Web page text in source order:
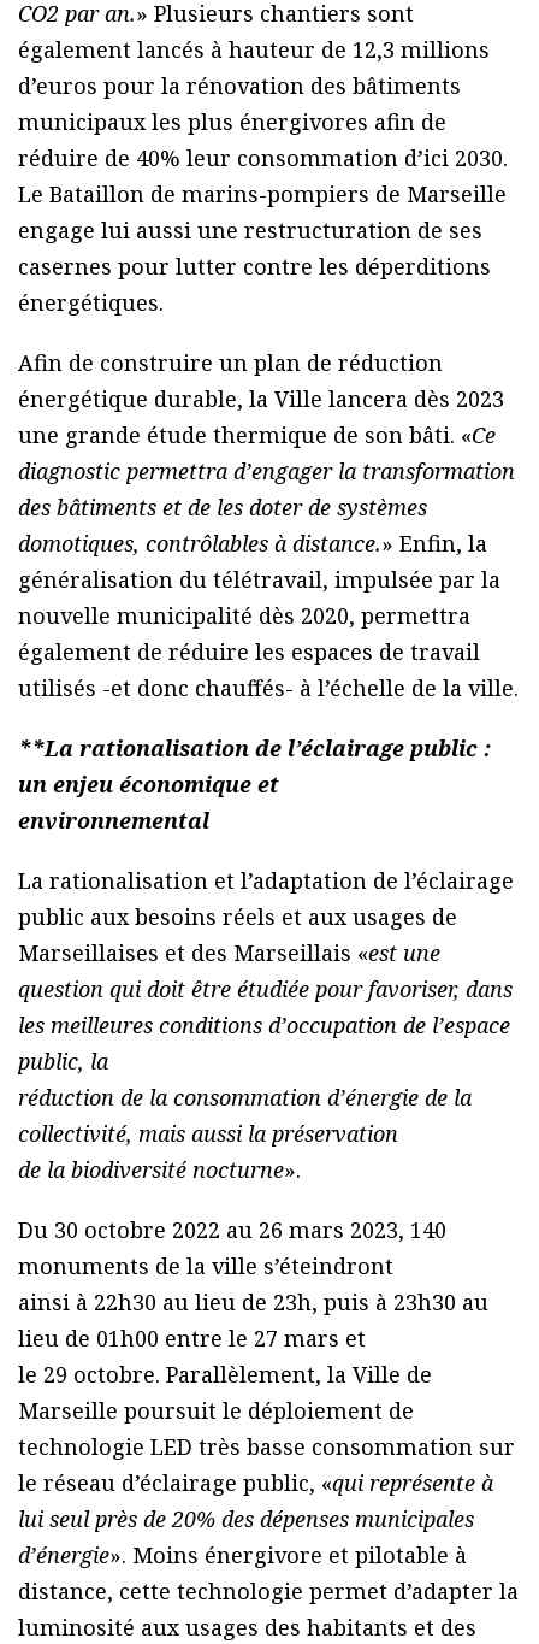
CO2 par an.» Plusieurs chantiers sont
également lancés à hauteur de 12,3 millions
d’euros pour la rénovation des bâtiments
municipaux les plus énergivores afin de
réduire de 40% leur consommation d’ici 2030.
Le Bataillon de marins-pompiers de Marseille
engage lui aussi une restructuration de ses
casernes pour lutter contre les déperditions
énergétiques.
Afin de construire un plan de réduction
énergétique durable, la Ville lancera dès 2023
une grande étude thermique de son bâti. «Ce
diagnostic permettra d’engager la transformation
des bâtiments et de les doter de systèmes
domotiques, contrôlables à distance.» Enfin, la
généralisation du télétravail, impulsée par la
nouvelle municipalité dès 2020, permettra
également de réduire les espaces de travail
utilisés -et donc chauffés- à l’échelle de la ville.
**La rationalisation de l’éclairage public :
un enjeu économique et
environnemental
La rationalisation et l’adaptation de l’éclairage
public aux besoins réels et aux usages de
Marseillaises et des Marseillais «est une
question qui doit être étudiée pour favoriser, dans
les meilleures conditions d’occupation de l’espace
public, la
réduction de la consommation d’énergie de la
collectivité, mais aussi la préservation
de la biodiversité nocturne».
Du 30 octobre 2022 au 26 mars 2023, 140
monuments de la ville s’éteindront
ainsi à 22h30 au lieu de 23h, puis à 23h30 au
lieu de 01h00 entre le 27 mars et
le 29 octobre. Parallèlement, la Ville de
Marseille poursuit le déploiement de
technologie LED très basse consommation sur
le réseau d’éclairage public, «qui représente à
lui seul près de 20% des dépenses municipales
d’énergie». Moins énergivore et pilotable à
distance, cette technologie permet d’adapter la
luminosité aux usages des habitants et des